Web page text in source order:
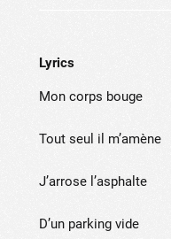
Lyrics
Mon corps bouge
Tout seul il m’amène
J’arrose l’asphalte
D’un parking vide